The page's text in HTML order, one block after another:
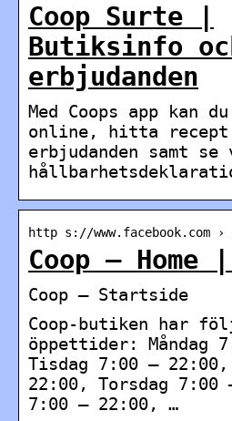
Coop Surte |
Butiksinfo
erbjudanden
Med Coops app kan
online, hitta recept
erbjudanden samt se
http s://www.facebook.com
Coop – Home
Coop – Startside
Coop-butiken har
öppettider: Måndag
Tisdag 7:00 – 22:00,
22:00, Torsdag 7:00
7:00 – 22:00, …